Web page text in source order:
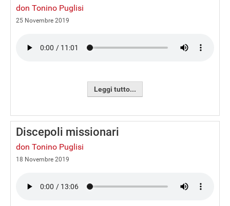
don Tonino Puglisi
25 Novembre 2019
Leggi tutto...
Discepoli missionari
don Tonino Puglisi
18 Novembre 2019